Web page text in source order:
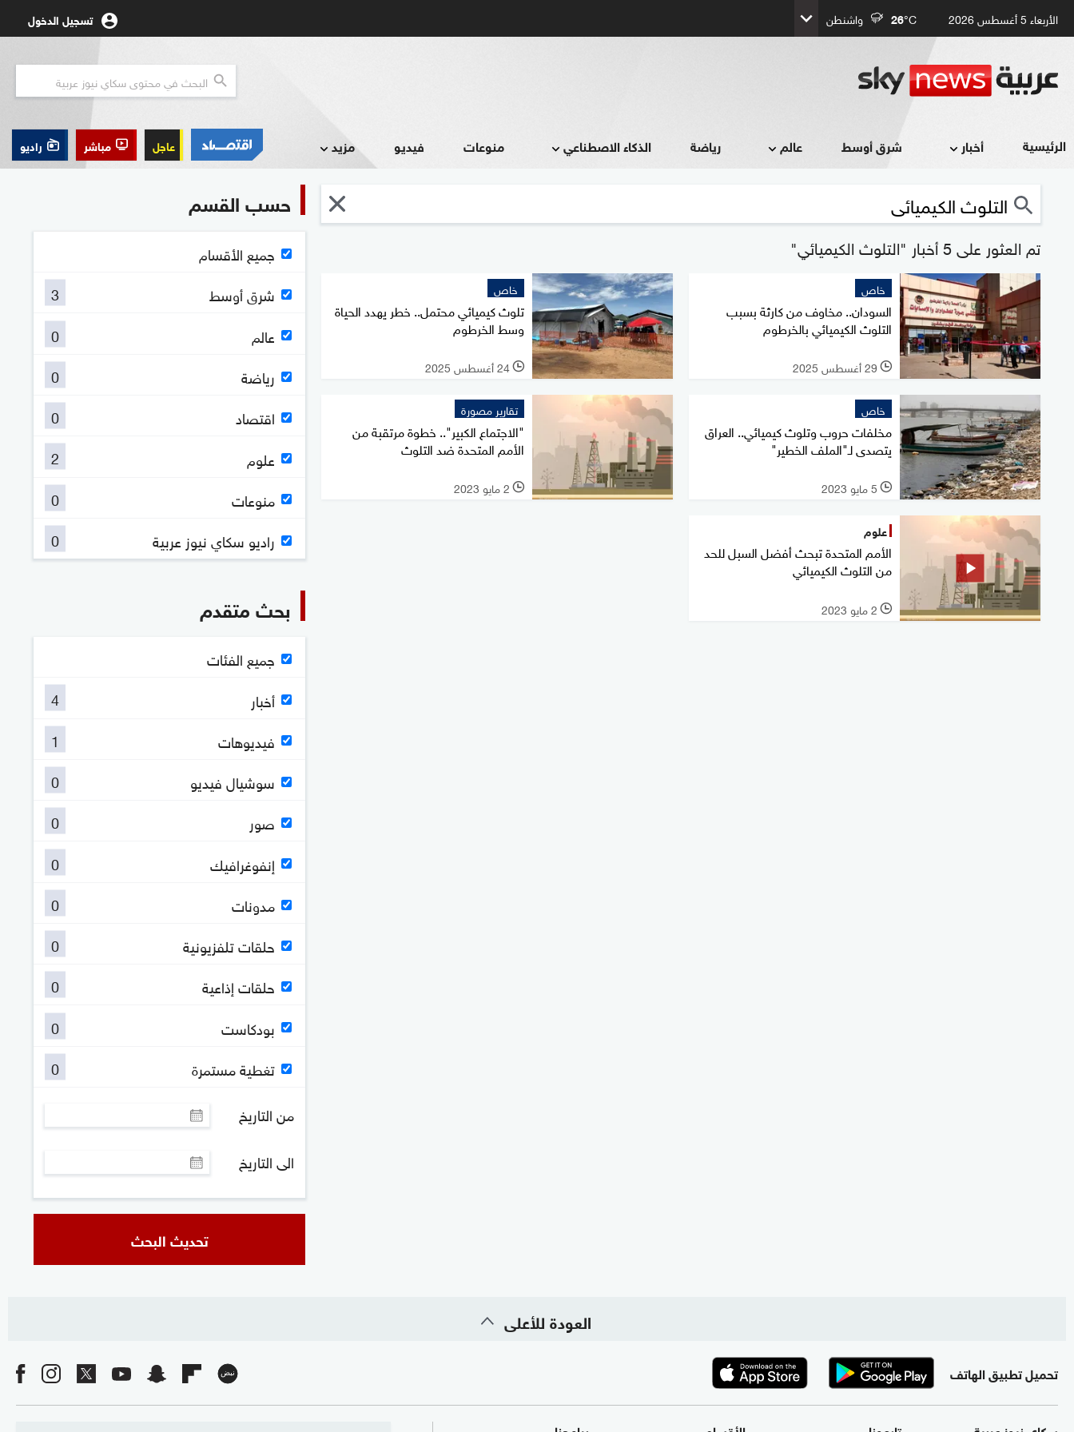
الأربعاء 5 أغسطس 2026 26°C واشنطن تسجيل الدخول
الرئيسية أخبار شرق أوسط عالم رياضة الذكاء الاصطناعي منوعات فيديو مزيد عاجل مباشر راديو
تم العثور على 5 أخبار "التلوث الكيميائي"
خاص
السودان.. مخاوف من كارثة بسبب
التلوث الكيميائي بالخرطوم
l 29 أغسطس 2025
خاص
تلوث كيميائي محتمل.. خطر يهدد الحياة
وسط الخرطوم
l 24 أغسطس 2025
خاص
مخلفات حروب وتلوث كيميائي.. العراق
يتصدى لـ"الملف الخطير"
l 5 مايو 2023
تقارير مصورة
"الاجتماع الكبير".. خطوة مرتقبة من
الأمم المتحدة ضد التلوث
l 2 مايو 2023
علوم
الأمم المتحدة تبحث أفضل السبل للحد
من التلوث الكيميائي
l 2 مايو 2023
حسب القسم
جميع الأقسام
شرق أوسط
3
عالم
0
رياضة
0
اقتصاد
0
علوم
2
منوعات
0
راديو سكاي نيوز عربية
0
بحث متقدم
جميع الفئات
أخبار
4
فيديوهات
1
سوشيال فيديو
0
صور
0
إنفوغرافيك
0
مدونات
0
حلقات تلفزيونية
0
حلقات إذاعية
0
بودكاست
0
تغطية مستمرة
0
من التاريخ
الى التاريخ
تحديث البحث
العودة للأعلى
تحميل تطبيق الهاتف